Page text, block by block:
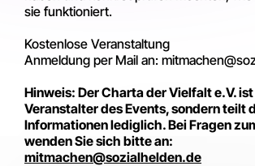
sie funktioniert.
Kostenlose Veranstaltung
Anmeldung per Mail an:
Hinweis: Der Charta der Vielfalt e.V.
Veranstalter des Events, sondern teilt
Informationen lediglich. Bei Fragen
wenden Sie sich bitte an:
mitmachen@sozialhelden.de